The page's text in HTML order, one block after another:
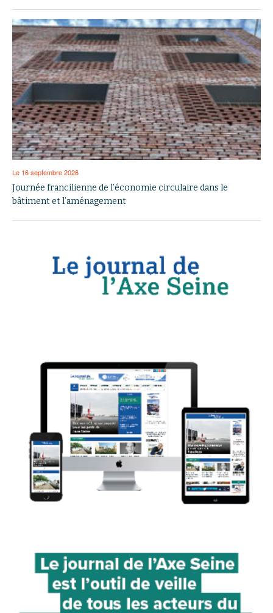
Le 16 septembre 2026
Journée francilienne de l’économie circulaire dans le
bâtiment et l’aménagement